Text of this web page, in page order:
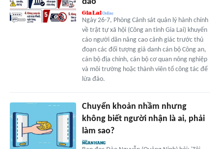
đảo
Ngày 26-7, Phòng Cảnh sát quản lý hành chính
về trật tự xã hội (Công an tỉnh Gia Lai) khuyến
cáo người dân nâng cao cảnh giác trước thủ
đoạn các đối tượng giả danh cán bộ Công an,
cán bộ địa chính, cán bộ cơ quan nông nghiệp
và môi trường hoặc thành viên tổ công tác để
lừa đảo.
Chuyển khoản nhầm nhưng
không biết người nhận là ai, phải
làm sao?